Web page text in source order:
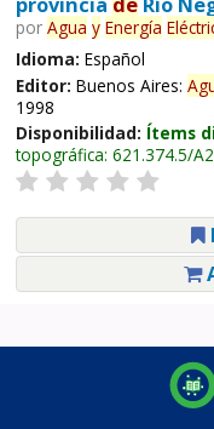
por Agua y Energía
Idioma: Español
Editor: Buenos Aires:
1998
Disponibilidad: Ítems
topográfica: 621.374.5/